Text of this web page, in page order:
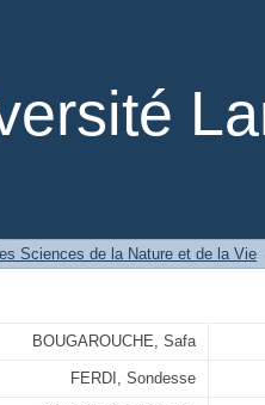
Sciences de la Nature et de la Vie
BOUGAROUCHE, Safa
FERDI, Sondesse